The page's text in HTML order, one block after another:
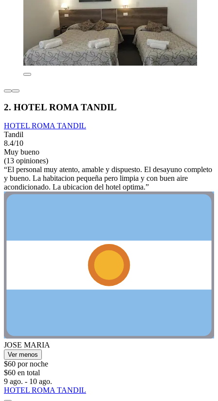
2. HOTEL ROMA TANDIL
HOTEL ROMA TANDIL
Tandil
8.4/10
Muy bueno
(13 opiniones)
“El personal muy atento, amable y dispuesto. El desayuno completo
y bueno. La habitacion pequeña pero limpia y con buen aire
acondicionado. La ubicacion del hotel optima.”
JOSE MARIA
Ver menos
$60 por noche
$60 en total
9 ago. - 10 ago.
HOTEL ROMA TANDIL